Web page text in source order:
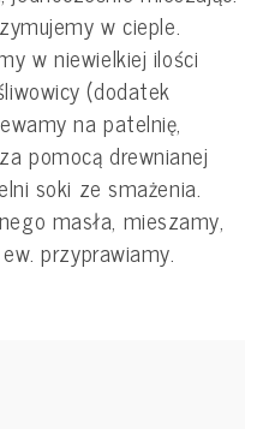
w cieple.
w niewielkiej ilości
(dodatek
na patelnię,
pomocą drewnianej
soki ze smażenia.
masła, mieszamy,
przyprawiamy.